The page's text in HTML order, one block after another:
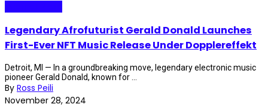
Legendary Afrofuturist Gerald Donald Launches
First-Ever NFT Music Release Under Dopplereffekt
Detroit, MI — In a groundbreaking move, legendary electronic music
pioneer Gerald Donald, known for ...
By Ross Peili
November 28, 2024